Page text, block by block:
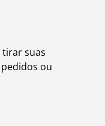
suas
ou